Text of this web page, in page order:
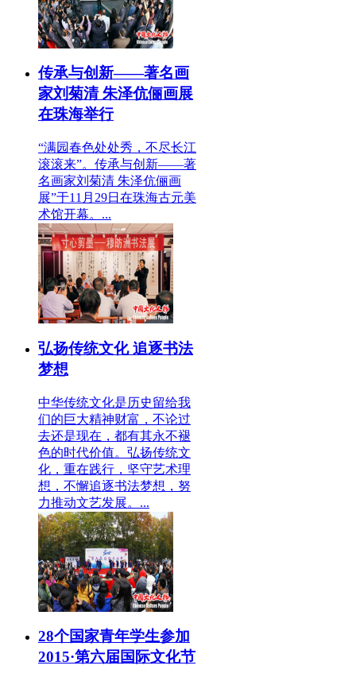
传承与创新——著名画
家刘菊清 朱泽伉俪画展
在珠海举行
“满园春色处处秀，不尽长江
滚滚来”。传承与创新——著
名画家刘菊清 朱泽伉俪画
展”于11月29日在珠海古元美
术馆开幕。...
弘扬传统文化 追逐书法
梦想
中华传统文化是历史留给我
们的巨大精神财富，不论过
去还是现在，都有其永不褪
色的时代价值。弘扬传统文
化，重在践行，坚守艺术理
想，不懈追逐书法梦想，努
力推动文艺发展。...
28个国家青年学生参加
2015·第六届国际文化节